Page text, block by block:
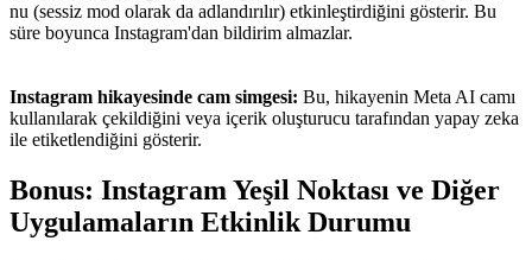
nu (sessiz mod olarak da adlandırılır) etkinleştirdiğini gösterir. Bu
süre boyunca Instagram'dan bildirim almazlar.
Instagram hikayesinde cam simgesi: Bu, hikayenin Meta AI camı
kullanılarak çekildiğini veya içerik oluşturucu tarafından yapay zeka
ile etiketlendiğini gösterir.
Bonus: Instagram Yeşil Noktası ve Diğer
Uygulamaların Etkinlik Durumu